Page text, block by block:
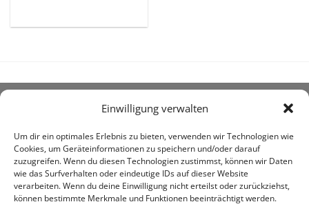
Einwilligung verwalten
Um dir ein optimales Erlebnis zu bieten, verwenden wir Technologien wie
Cookies, um Geräteinformationen zu speichern und/oder darauf
zuzugreifen. Wenn du diesen Technologien zustimmst, können wir Daten
wie das Surfverhalten oder eindeutige IDs auf dieser Website
verarbeiten. Wenn du deine Einwilligung nicht erteilst oder zurückziehst,
können bestimmte Merkmale und Funktionen beeinträchtigt werden.